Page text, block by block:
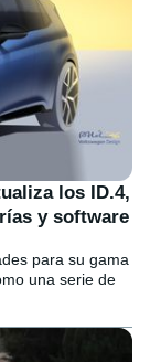
los ID.4,
y software
para su gama
una serie de